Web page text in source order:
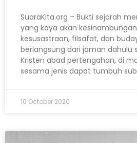
SuaraKita.org – Bukti sejarah
yang kaya akan
kesusastraan, filsafat, dan
berlangsung dari jaman dahulu
Kristen abad pertengahan, di
sesama jenis dapat tumbuh
10 October 2020